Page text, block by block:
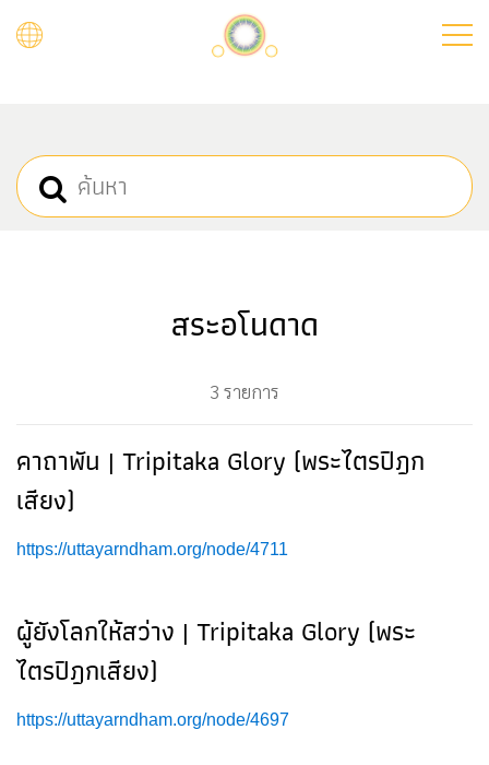
สระอโนดาด
3 รายการ
คาถาพัน | Tripitaka Glory (พระไตรปิฎก
เสียง)
https://uttayarndham.org/node/4711
ผู้ยังโลกให้สว่าง | Tripitaka Glory (พระ
ไตรปิฎกเสียง)
https://uttayarndham.org/node/4697